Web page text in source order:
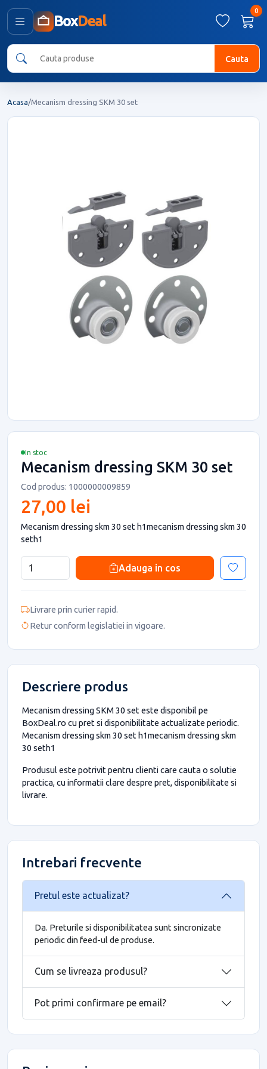
BoxDeal
0
Cauta
Acasa/Mecanism dressing SKM 30 set
In stoc
Mecanism dressing SKM 30 set
Cod produs: 1000000009859
27,00 lei
Mecanism dressing skm 30 set h1mecanism dressing skm 30
seth1
Adauga in cos
Livrare prin curier rapid.
Retur conform legislatiei in vigoare.
Descriere produs
Mecanism dressing SKM 30 set este disponibil pe
BoxDeal.ro cu pret si disponibilitate actualizate periodic.
Mecanism dressing skm 30 set h1mecanism dressing skm
30 seth1
Produsul este potrivit pentru clienti care cauta o solutie
practica, cu informatii clare despre pret, disponibilitate si
livrare.
Intrebari frecvente
Pretul este actualizat?
Da. Preturile si disponibilitatea sunt sincronizate
periodic din feed-ul de produse.
Cum se livreaza produsul?
Pot primi confirmare pe email?